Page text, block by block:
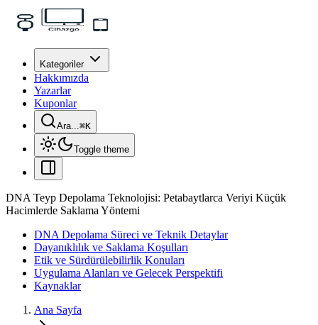
Kategoriler
Hakkımızda
Yazarlar
Kuponlar
Ara...⌘K
Toggle theme
DNA Teyp Depolama Teknolojisi: Petabaytlarca Veriyi Küçük
Hacimlerde Saklama Yöntemi
DNA Depolama Süreci ve Teknik Detaylar
Dayanıklılık ve Saklama Koşulları
Etik ve Sürdürülebilirlik Konuları
Uygulama Alanları ve Gelecek Perspektifi
Kaynaklar
Ana Sayfa